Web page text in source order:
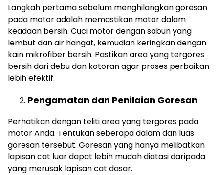
Langkah pertama sebelum menghilangkan goresan
pada motor adalah memastikan motor dalam
keadaan bersih. Cuci motor dengan sabun yang
lembut dan air hangat, kemudian keringkan dengan
kain mikrofiber bersih. Pastikan area yang tergores
bersih dari debu dan kotoran agar proses perbaikan
lebih efektif.
Pengamatan dan Penilaian Goresan
Perhatikan dengan teliti area yang tergores pada
motor Anda. Tentukan seberapa dalam dan luas
goresan tersebut. Goresan yang hanya melibatkan
lapisan cat luar dapat lebih mudah diatasi daripada
yang merusak lapisan cat dasar.